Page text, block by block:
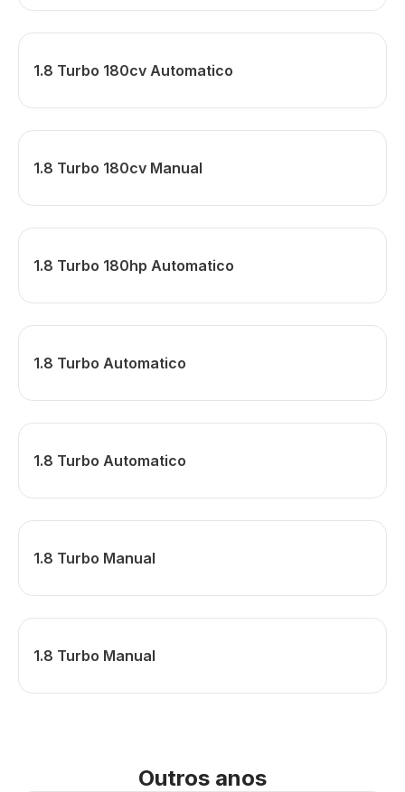
1.8 Turbo 180cv Automatico
1.8 Turbo 180cv Manual
1.8 Turbo 180hp Automatico
1.8 Turbo Automatico
1.8 Turbo Automatico
1.8 Turbo Manual
1.8 Turbo Manual
Outros anos